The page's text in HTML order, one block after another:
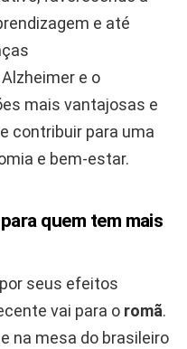
e até
e o
mais vantajosas e
contribuir para uma
e bem-estar.
quem tem mais
seus efeitos
vai para o romã.
na mesa do brasileiro